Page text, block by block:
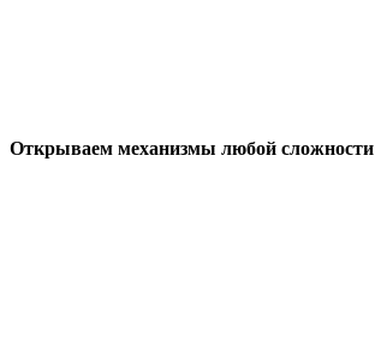
Открываем механизмы любой сложности